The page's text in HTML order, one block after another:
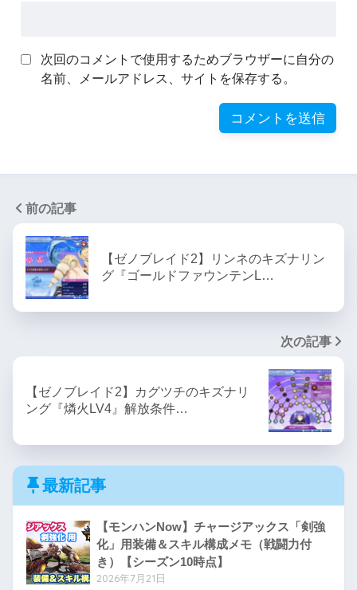
次回のコメントで使用するためブラウザーに自分の
名前、メールアドレス、サイトを保存する。
前の記事
【ゼノブレイド2】リンネのキズナリン
グ『ゴールドファウンテンL…
次の記事
【ゼノブレイド2】カグツチのキズナリ
ング『燐火LV4』解放条件…
最新記事
【モンハンNow】チャージアックス「剣強
化」用装備＆スキル構成メモ（戦闘力付
き）【シーズン10時点】
2026年7月21日